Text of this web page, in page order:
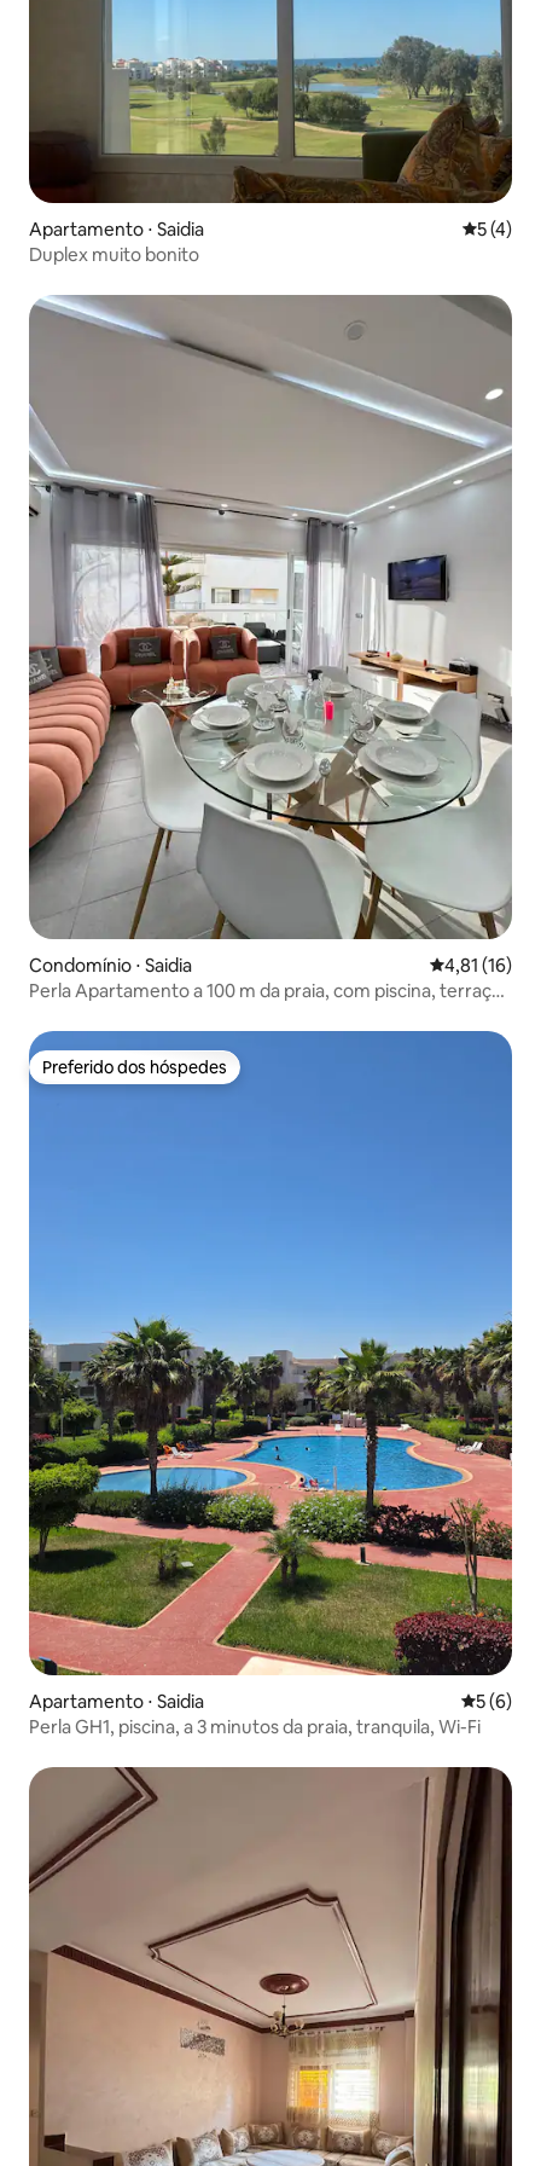
Apartamento ⋅ Saidia 5 de
5 (4)
Duplex muito bonito
Condomínio ⋅ Saidia 4,81 de uma
4,81 (16)
Perla Apartamento a 100 m da praia, com piscina, terraço
Preferido dos hóspedes
Preferido dos hóspedes
Apartamento ⋅ Saidia 5 de
5 (6)
Perla GH1, piscina, a 3 minutos da praia, tranquila, Wi-Fi